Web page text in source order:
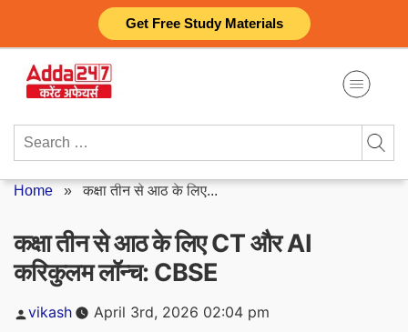
Get Free Study Materials
content
Search
Home »कक्षा तीन से आठ के लिए...
कक्षा तीन से आठ के लिए CT और AI
करिकुलम लॉन्च: CBSE
Posted
vikash April 3rd, 2026 02:04 pm